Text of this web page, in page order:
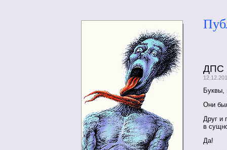
ДПС
Буквы,
Они
Друг и
в
Да!